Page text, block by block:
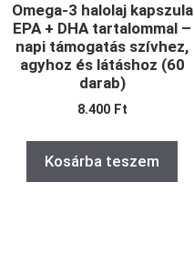
Omega-3 halolaj kapszula
EPA + DHA tartalommal –
napi támogatás szívhez,
agyhoz és látáshoz (60
darab)
8.400 Ft
Kosárba teszem